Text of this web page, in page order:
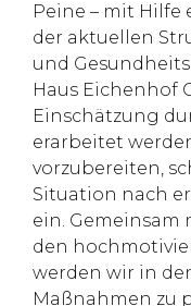
Peine – mit Hilfe
der aktuellen
und
Haus Eichenhof
Einschätzung
erarbeitet
vorzubereiten,
Situation nach
ein. Gemeinsam
den
werden wir in
Maßnahmen zu